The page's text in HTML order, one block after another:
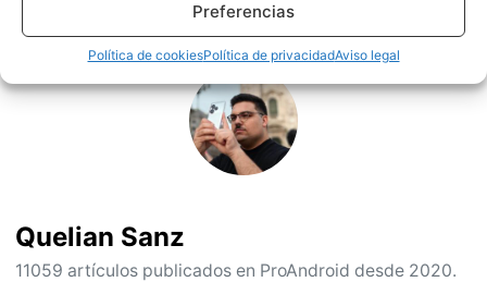
Preferencias
Política de cookiesPolítica de privacidadAviso legal
Quelian Sanz
11059 artículos publicados en ProAndroid desde 2020.